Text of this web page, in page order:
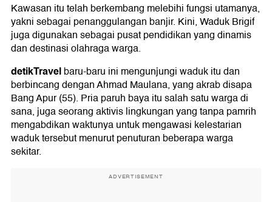
Kawasan itu telah berkembang melebihi fungsi utamanya,
yakni sebagai penanggulangan banjir. Kini, Waduk Brigif
juga digunakan sebagai pusat pendidikan yang dinamis
dan destinasi olahraga warga.
detikTravelbaru-baru ini mengunjungi waduk itu dan
berbincang dengan Ahmad Maulana, yang akrab disapa
Bang Apur (55). Pria paruh baya itu salah satu warga di
sana, juga seorang aktivis lingkungan yang tanpa pamrih
mengabdikan waktunya untuk mengawasi kelestarian
waduk tersebut menurut penuturan beberapa warga
sekitar.
ADVERTISEMENT